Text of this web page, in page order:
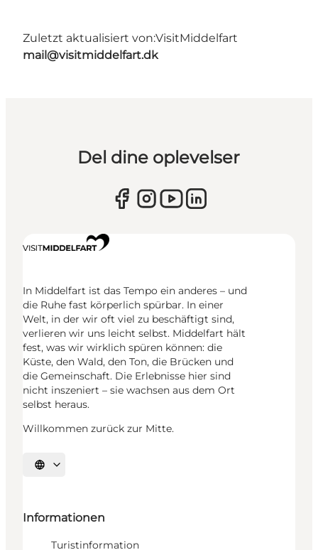
Zuletzt aktualisiert von:VisitMiddelfart
mail@visitmiddelfart.dk
Del dine oplevelser
In Middelfart ist das Tempo ein anderes – und
die Ruhe fast körperlich spürbar. In einer
Welt, in der wir oft viel zu beschäftigt sind,
verlieren wir uns leicht selbst. Middelfart hält
fest, was wir wirklich spüren können: die
Küste, den Wald, den Ton, die Brücken und
die Gemeinschaft. Die Erlebnisse hier sind
nicht inszeniert – sie wachsen aus dem Ort
selbst heraus.
Willkommen zurück zur Mitte.
Sprache auswählen
Informationen
Turistinformation